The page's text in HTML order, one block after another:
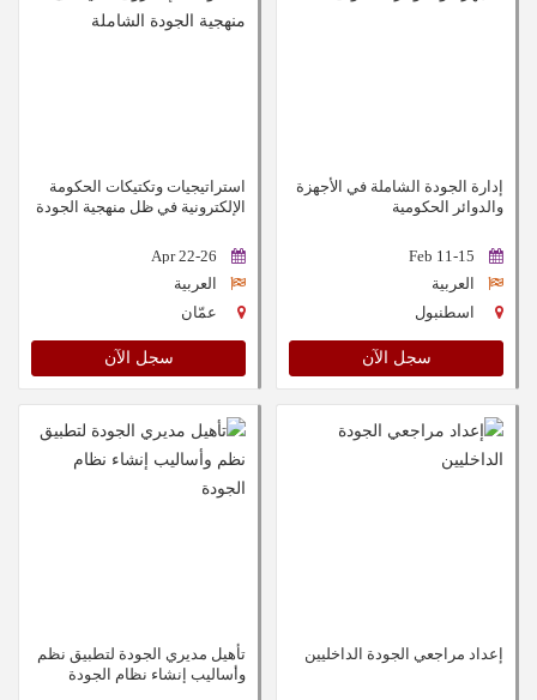
إدارة الجودة الشاملة في الأجهزة
والدوائر الحكومية
11-15 Feb
العربية
اسطنبول
سجل الآن
استراتيجيات وتكتيكات الحكومة
الإلكترونية في ظل منهجية الجودة
22-26 Apr
العربية
عمّان
سجل الآن
إعداد مراجعي الجودة الداخليين
تأهيل مديري الجودة لتطبيق نظم
وأساليب إنشاء نظام الجودة